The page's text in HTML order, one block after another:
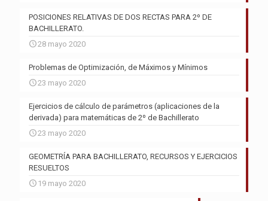
POSICIONES RELATIVAS DE DOS RECTAS PARA 2º DE
BACHILLERATO.
28 mayo 2020
Problemas de Optimización, de Máximos y Mínimos
23 mayo 2020
Ejercicios de cálculo de parámetros (aplicaciones de la
derivada) para matemáticas de 2º de Bachillerato
23 mayo 2020
GEOMETRÍA PARA BACHILLERATO, RECURSOS Y EJERCICIOS
RESUELTOS
19 mayo 2020